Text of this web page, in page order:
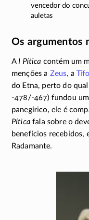
vencedor do
auletas
Os argumentos
A I Pítica contém um
menções a Zeus, a
do Etna, perto do
-478/-467) fundou
panegírico, ele é
Píticafala sobre o
benefícios recebidos,
Radamante.